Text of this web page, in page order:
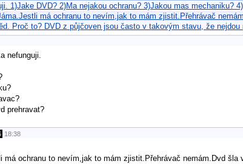
1)Jake DVD? 2)Ma nejakou ochranu? 3)Jakou mas mechaniku?
má ochranu to nevím,jak to mám zjistit.Přehrávač
Proč to? DVD z půjčoven jsou často v takovým stavu, že nejdou
nefunguji.
prehravat?
18:38
má ochranu to nevím,jak to mám zjistit.Přehrávač nemám.Dvd šla